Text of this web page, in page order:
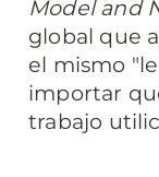
Model and
global que
el mismo
importar
trabajo